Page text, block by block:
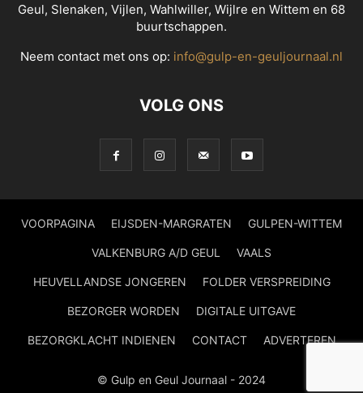
Geul, Slenaken, Vijlen, Wahlwiller, Wijlre en Wittem en 68
buurtschappen.
Neem contact met ons op: info@gulp-en-geuljournaal.nl
VOLG ONS
VOORPAGINA EIJSDEN-MARGRATEN GULPEN-WITTEM
VALKENBURG A/D GEUL VAALS
HEUVELLANDSE JONGEREN FOLDER VERSPREIDING
BEZORGER WORDEN DIGITALE UITGAVE
BEZORGKLACHT INDIENEN CONTACT ADVERTEREN
© Gulp en Geul Journaal - 2024